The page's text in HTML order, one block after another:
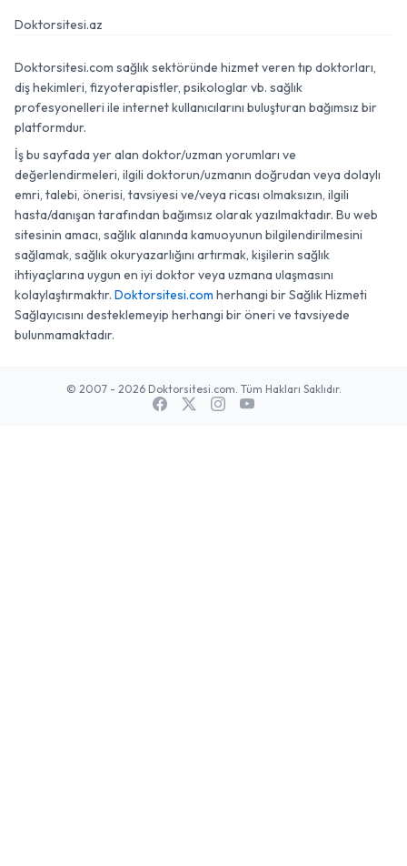
Doktorsitesi.az
Doktorsitesi.com sağlık sektöründe hizmet veren tıp doktorları,
diş hekimleri, fizyoterapistler, psikologlar vb. sağlık
profesyonelleri ile internet kullanıcılarını buluşturan bağımsız bir
platformdur.
İş bu sayfada yer alan doktor/uzman yorumları ve
değerlendirmeleri, ilgili doktorun/uzmanın doğrudan veya dolaylı
emri, talebi, önerisi, tavsiyesi ve/veya ricası olmaksızın, ilgili
hasta/danışan tarafından bağımsız olarak yazılmaktadır. Bu web
sitesinin amacı, sağlık alanında kamuoyunun bilgilendirilmesini
sağlamak, sağlık okuryazarlığını artırmak, kişilerin sağlık
ihtiyaçlarına uygun en iyi doktor veya uzmana ulaşmasını
kolaylaştırmaktır. Doktorsitesi.com herhangi bir Sağlık Hizmeti
Sağlayıcısını desteklemeyip herhangi bir öneri ve tavsiyede
bulunmamaktadır.
© 2007 - 2026 Doktorsitesi.com. Tüm Hakları Saklıdır.